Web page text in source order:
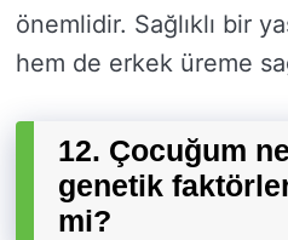
önemlidir. Sağlıklı bir
hem de erkek üreme
12. Çocuğum
genetik
mi?